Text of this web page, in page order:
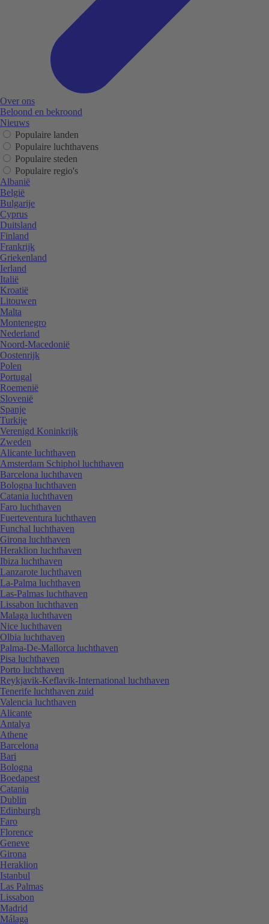
Over ons
Beloond en bekroond
Nieuws
Populaire landen
Populaire luchthavens
Populaire steden
Populaire regio's
Albanië
België
Bulgarije
Cyprus
Duitsland
Finland
Frankrijk
Griekenland
Ierland
Italië
Kroatië
Litouwen
Malta
Montenegro
Nederland
Noord-Macedonië
Oostenrijk
Polen
Portugal
Roemenië
Slovenië
Spanje
Turkije
Verenigd Koninkrijk
Zweden
Alicante luchthaven
Amsterdam Schiphol luchthaven
Barcelona luchthaven
Bologna luchthaven
Catania luchthaven
Faro luchthaven
Fuerteventura luchthaven
Funchal luchthaven
Girona luchthaven
Heraklion luchthaven
Ibiza luchthaven
Lanzarote luchthaven
La-Palma luchthaven
Las-Palmas luchthaven
Lissabon luchthaven
Malaga luchthaven
Nice luchthaven
Olbia luchthaven
Palma-De-Mallorca luchthaven
Pisa luchthaven
Porto luchthaven
Reykjavik-Keflavik-International luchthaven
Tenerife luchthaven zuid
Valencia luchthaven
Alicante
Antalya
Athene
Barcelona
Bari
Bologna
Boedapest
Catania
Dublin
Edinburgh
Faro
Florence
Geneve
Girona
Heraklion
Istanbul
Las Palmas
Lissabon
Madrid
Málaga